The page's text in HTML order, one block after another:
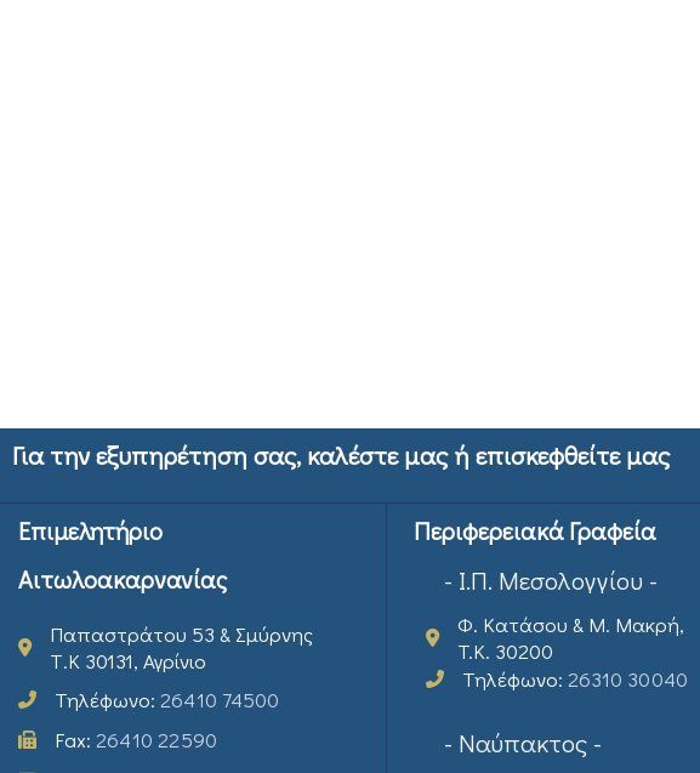
Για την εξυπηρέτηση σας, καλέστε μας ή επισκεφθείτε μας
Επιμελητήριο
Αιτωλοακαρνανίας
Παπαστράτου 53 & Σμύρνης
Τ.Κ 30131, Αγρίνιο
Τηλέφωνο: 26410 74500
Fax: 26410 22590
Περιφερειακά Γραφεία
- Ι.Π. Μεσολογγίου -
Φ. Κατάσου & Μ. Μακρή,
T.K. 30200
Τηλέφωνο: 26310 30040
- Ναύπακτος -